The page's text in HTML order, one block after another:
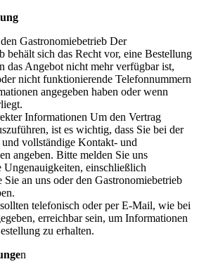
Gastronomiebetrieb Der
behält sich das Recht vor, eine Bestellung
das Angebot nicht mehr verfügbar ist,
nicht funktionierende Telefonnummern
angegeben haben oder wenn
Informationen Um den Vertrag
ist es wichtig, dass Sie bei der
und vollständige Kontakt- und
angeben. Bitte melden Sie uns
Ungenauigkeiten, einschließlich
Sie an uns oder den Gastronomiebetrieb
telefonisch oder per E-Mail, wie bei
erreichbar sein, um Informationen
zu erhalten.
n